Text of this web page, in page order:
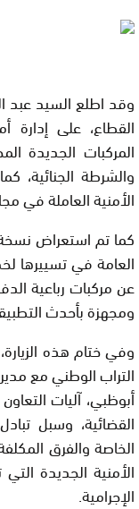
وقد اطلع السيد عبد
القطاع، على
المركبات الجديدة
والشرطة
الأمنية العاملة في
كما تم استعراض
العامة في تسييرها
عن مركبات رباعية
ومجهزة بأحدث
وفي ختام هذه
التراب الوطني مع
أبوظبي، آليات
القضائية، وسبل
الخاصة والفرق
الأمنية الجديدة
الإجرامية.